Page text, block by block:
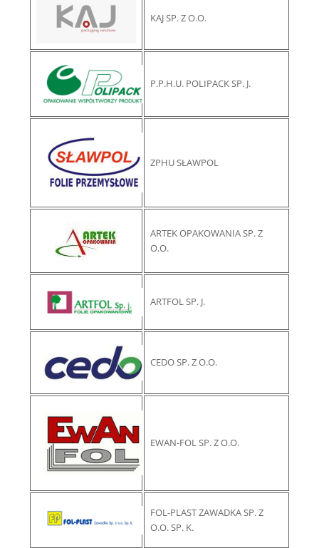
KAJ SP. Z O.O.
P.P.H.U. POLIPACK SP. J.
ZPHU SŁAWPOL
ARTEK OPAKOWANIA SP. Z
O.O.
ARTFOL SP. J.
CEDO SP. Z O.O.
EWAN-FOL SP. Z O.O.
FOL-PLAST ZAWADKA SP. Z
O.O. SP. K.